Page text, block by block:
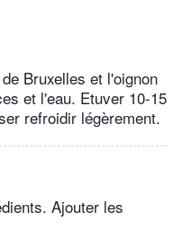
Bruxelles et l'oignon
et l'eau. Etuver 10-15
refroidir légèrement.
Ajouter les